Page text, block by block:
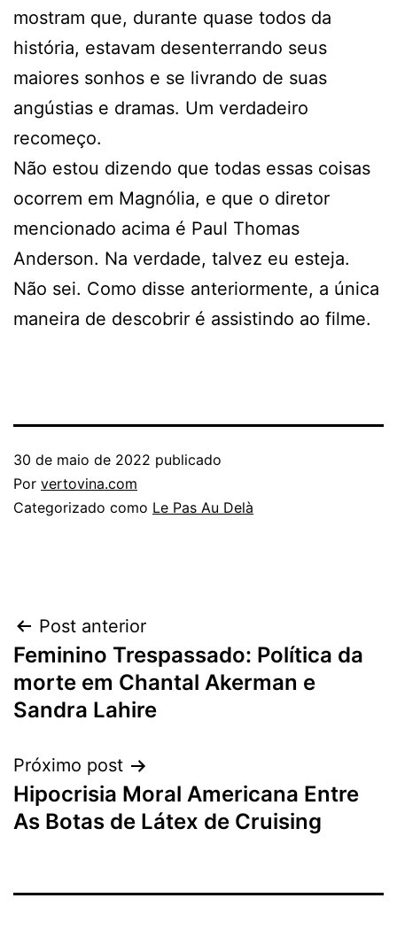
mostram que, durante quase todos da
história, estavam desenterrando seus
maiores sonhos e se livrando de suas
angústias e dramas. Um verdadeiro
recomeço.
Não estou dizendo que todas essas coisas
ocorrem em Magnólia, e que o diretor
mencionado acima é Paul Thomas
Anderson. Na verdade, talvez eu esteja.
Não sei. Como disse anteriormente, a única
maneira de descobrir é assistindo ao filme.
30 de maio de 2022 publicado
Por vertovina.com
Categorizado como Le Pas Au Delà
Navegação
de
Post
Post anterior
Feminino Trespassado: Política da
morte em Chantal Akerman e
Sandra Lahire
Próximo post
Hipocrisia Moral Americana Entre
As Botas de Látex de Cruising